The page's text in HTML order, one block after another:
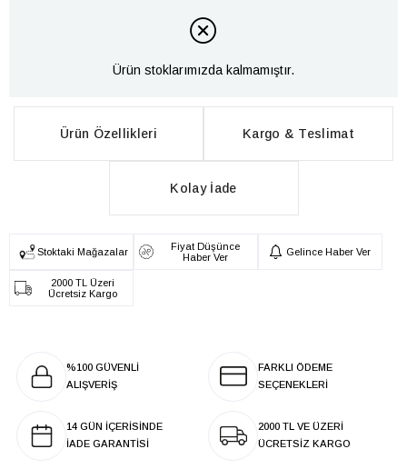
Ürün stoklarımızda kalmamıştır.
Ürün Özellikleri Kargo & Teslimat
Kolay İade
Stoktaki Mağazalar
Fiyat Düşünce
Haber Ver
Gelince Haber Ver
2000 TL Üzeri
Ücretsiz Kargo
%100 GÜVENLİ
ALIŞVERİŞ
FARKLI ÖDEME
SEÇENEKLERİ
14 GÜN İÇERİSİNDE
İADE GARANTİSİ
2000 TL VE ÜZERİ
ÜCRETSİZ KARGO